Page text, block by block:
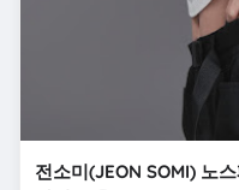
전소미(JEON SOMI) 노